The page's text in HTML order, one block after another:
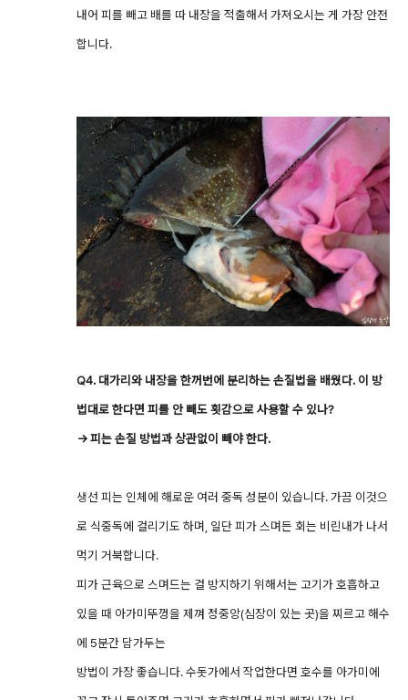
내어 피를 빼고 배를 따 내장을 적출해서 가져오시는 게 가장 안전
합니다.
Q4. 대가리와 내장을 한꺼번에 분리하는 손질법을 배웠다. 이 방
법대로 한다면 피를 안 빼도 횟감으로 사용할 수 있나?
→ 피는 손질 방법과 상관없이 빼야 한다.
생선 피는 인체에 해로운 여러 중독 성분이 있습니다. 가끔 이것으
로 식중독에 걸리기도 하며, 일단 피가 스며든 회는 비린내가 나서
먹기 거북합니다.
피가 근육으로 스며드는 걸 방지하기 위해서는 고기가 호흡하고
있을 때 아가미뚜껑을 제껴 정중앙(심장이 있는 곳)을 찌르고 해수
에 5분간 담가두는
방법이 가장 좋습니다. 수돗가에서 작업한다면 호수를 아가미에